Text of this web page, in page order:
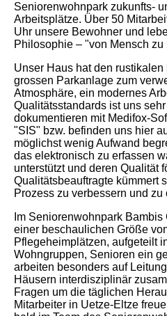
Seniorenwohnpark zukunfts-
Arbeitsplätze. Über 50
Uhr unsere Bewohner und
Philosophie – "von Mensch zu
Unser Haus hat den
grossen Parkanlage zum
Atmosphäre, ein modernes
Qualitätsstandards ist uns
dokumentieren mit Medifox-
"SIS" bzw. befinden uns hier
möglichst wenig Aufwand
das elektronisch zu erfassen
unterstützt und deren Qualität
Qualitätsbeauftragte kümmert
Prozess zu verbessern und zu
Im Seniorenwohnpark
einer beschaulichen Größe
Pflegeheimplätzen, aufgeteilt
Wohngruppen, Senioren ein
arbeiten besonders auf
Häusern interdisziplinär
Fragen um die täglichen
Mitarbeiter in Uetze-Eltze